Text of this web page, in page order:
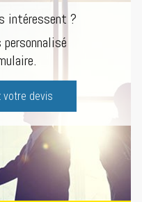
intéressent ?
personnalisé
votre devis